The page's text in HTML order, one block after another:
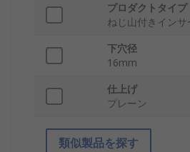
プロダクトタイプ
ねじ山付きインサ
下穴径
16mm
仕上げ
プレーン
類似製品を探す